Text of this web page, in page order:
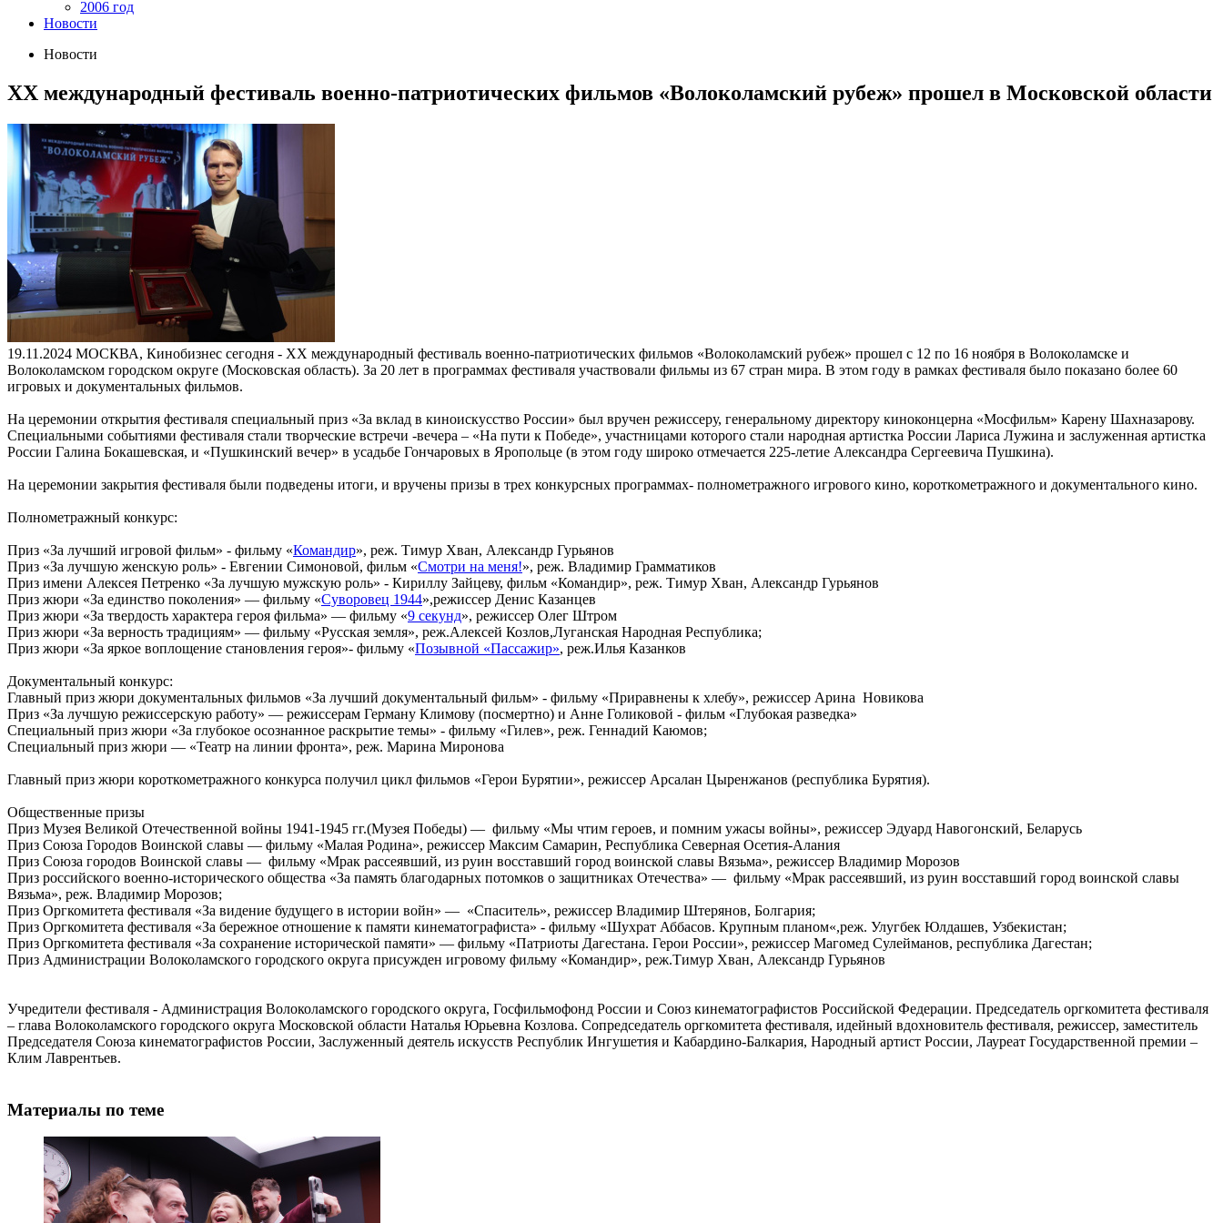
2006 год
Новости
Новости
XX международный фестиваль военно-патриотических фильмов «Волоколамский рубеж» прошел в Московской области
19.11.2024 МОСКВА, Кинобизнес сегодня - XX международный фестиваль военно-патриотических фильмов «Волоколамский рубеж» прошел с 12 по 16 ноября в Волоколамске и
Волоколамском городском округе (Московская область). За 20 лет в программах фестиваля участвовали фильмы из 67 стран мира. В этом году в рамках фестиваля было показано более 60
игровых и документальных фильмов.
На церемонии открытия фестиваля специальный приз «За вклад в киноискусство России» был вручен режиссеру, генеральному директору киноконцерна «Мосфильм» Карену Шахназарову.
Специальными событиями фестиваля стали творческие встречи -вечера – «На пути к Победе», участницами которого стали народная артистка России Лариса Лужина и заслуженная артистка
России Галина Бокашевская, и «Пушкинский вечер» в усадьбе Гончаровых в Яропольце (в этом году широко отмечается 225-летие Александра Сергеевича Пушкина).
На церемонии закрытия фестиваля были подведены итоги, и вручены призы в трех конкурсных программах- полнометражного игрового кино, короткометражного и документального кино.
Полнометражный конкурс:
Приз «За лучший игровой фильм» - фильму «Командир», реж. Тимур Хван, Александр Гурьянов
Приз «За лучшую женскую роль» - Евгении Симоновой, фильм «Смотри на меня!», реж. Владимир Грамматиков
Приз имени Алексея Петренко «За лучшую мужскую роль» - Кириллу Зайцеву, фильм «Командир», реж. Тимур Хван, Александр Гурьянов
Приз жюри «За единство поколения» — фильму «Суворовец 1944»,режиссер Денис Казанцев
Приз жюри «За твердость характера героя фильма» — фильму «9 секунд», режиссер Олег Штром
Приз жюри «За верность традициям» — фильму «Русская земля», реж.Алексей Козлов,Луганская Народная Республика;
Приз жюри «За яркое воплощение становления героя»- фильму «Позывной «Пассажир», реж.Илья Казанков
Документальный конкурс:
Главный приз жюри документальных фильмов «За лучший документальный фильм» - фильму «Приравнены к хлебу», режиссер Арина Новикова
Приз «За лучшую режиссерскую работу» — режиссерам Герману Климову (посмертно) и Анне Голиковой - фильм «Глубокая разведка»
Специальный приз жюри «За глубокое осознанное раскрытие темы» - фильму «Гилев», реж. Геннадий Каюмов;
Специальный приз жюри — «Театр на линии фронта», реж. Марина Миронова
Главный приз жюри короткометражного конкурса получил цикл фильмов «Герои Бурятии», режиссер Арсалан Цыренжанов (республика Бурятия).
Общественные призы
Приз Музея Великой Отечественной войны 1941-1945 гг.(Музея Победы) — фильму «Мы чтим героев, и помним ужасы войны», режиссер Эдуард Навогонский, Беларусь
Приз Союза Городов Воинской славы — фильму «Малая Родина», режиссер Максим Самарин, Республика Северная Осетия-Алания
Приз Союза городов Воинской славы — фильму «Мрак рассеявший, из руин восставший город воинской славы Вязьма», режиссер Владимир Морозов
Приз российского военно-исторического общества «За память благодарных потомков о защитниках Отечества» — фильму «Мрак рассеявший, из руин восставший город воинской славы
Вязьма», реж. Владимир Морозов;
Приз Оргкомитета фестиваля «За видение будущего в истории войн» — «Спаситель», режиссер Владимир Штерянов, Болгария;
Приз Оргкомитета фестиваля «За бережное отношение к памяти кинематографиста» - фильму «Шухрат Аббасов. Крупным планом«,реж. Улугбек Юлдашев, Узбекистан;
Приз Оргкомитета фестиваля «За сохранение исторической памяти» — фильму «Патриоты Дагестана. Герои России», режиссер Магомед Сулейманов, республика Дагестан;
Приз Администрации Волоколамского городского округа присужден игровому фильму «Командир», реж.Тимур Хван, Александр Гурьянов
Учредители фестиваля - Администрация Волоколамского городского округа, Госфильмофонд России и Союз кинематографистов Российской Федерации. Председатель оргкомитета фестиваля
– глава Волоколамского городского округа Московской области Наталья Юрьевна Козлова. Сопредседатель оргкомитета фестиваля, идейный вдохновитель фестиваля, режиссер, заместитель
Председателя Союза кинематографистов России, Заслуженный деятель искусств Республик Ингушетия и Кабардино-Балкария, Народный артист России, Лауреат Государственной премии –
Клим Лаврентьев.
Материалы по теме